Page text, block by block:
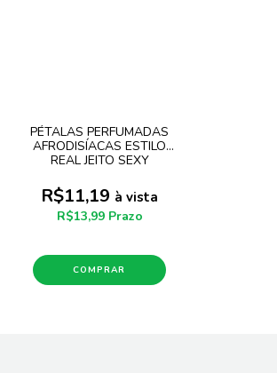
PÉTALAS PERFUMADAS
AFRODISÍACAS ESTILO
REAL JEITO SEXY
R$11,19 à vista
R$13,99 Prazo
COMPRAR